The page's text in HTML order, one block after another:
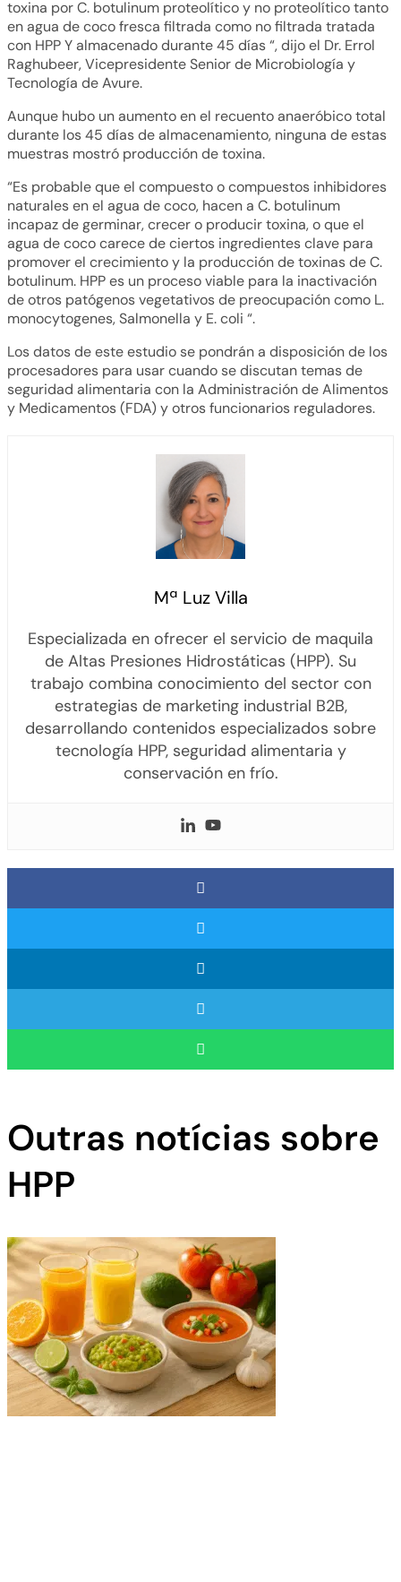
toxina por C. botulinum proteolítico y no proteolítico tanto
en agua de coco fresca filtrada como no filtrada tratada
con HPP Y almacenado durante 45 días “, dijo el Dr. Errol
Raghubeer, Vicepresidente Senior de Microbiología y
Tecnología de Avure.
Aunque hubo un aumento en el recuento anaeróbico total
durante los 45 días de almacenamiento, ninguna de estas
muestras mostró producción de toxina.
“Es probable que el compuesto o compuestos inhibidores
naturales en el agua de coco, hacen a C. botulinum
incapaz de germinar, crecer o producir toxina, o que el
agua de coco carece de ciertos ingredientes clave para
promover el crecimiento y la producción de toxinas de C.
botulinum. HPP es un proceso viable para la inactivación
de otros patógenos vegetativos de preocupación como L.
monocytogenes, Salmonella y E. coli “.
Los datos de este estudio se pondrán a disposición de los
procesadores para usar cuando se discutan temas de
seguridad alimentaria con la Administración de Alimentos
y Medicamentos (FDA) y otros funcionarios reguladores.
Mª Luz Villa
Especializada en ofrecer el servicio de maquila
de Altas Presiones Hidrostáticas (HPP). Su
trabajo combina conocimiento del sector con
estrategias de marketing industrial B2B,
desarrollando contenidos especializados sobre
tecnología HPP, seguridad alimentaria y
conservación en frío.
Outras notícias sobre
HPP